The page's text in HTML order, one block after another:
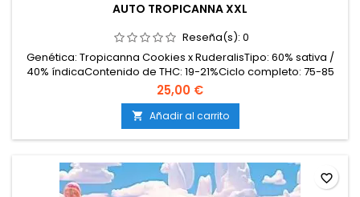
AUTO TROPICANNA XXL
Reseña(s): 0
Genética: Tropicanna Cookies x RuderalisTipo: 60% sativa /
40% índicaContenido de THC: 19-21%Ciclo completo: 75-85
días desde germinaciónProducción en interior: 500-550
g/m²Producción en exterior: 130-150 g/plantaAltura: 90-120
cm en interior; hasta 150 cm en exteriorAromas y
sabores: Tropicales y dulces; mandarina, mango, frutas...
25,00 €
 Añadir al carrito
favorite_border